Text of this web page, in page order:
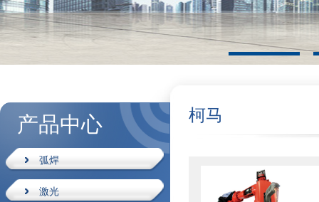
产品中心
弧焊
激光
柯马